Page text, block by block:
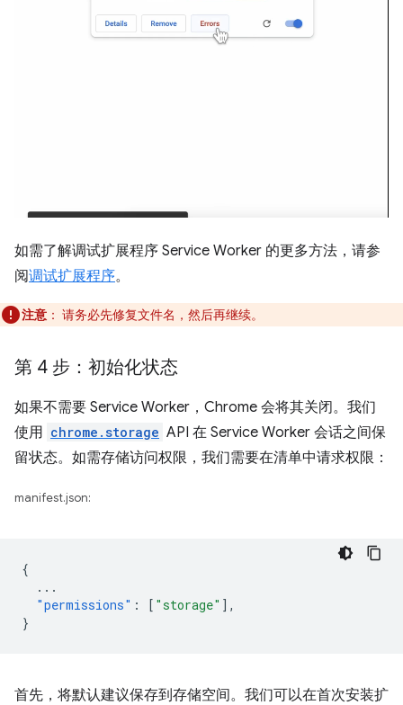
如需了解调试扩展程序 Service Worker 的更多方法，请参
阅调试扩展程序。
注意 ： 请务必先修复文件名，然后再继续。
第 4 步：初始化状态
如果不需要 Service Worker，Chrome 会将其关闭。我们
使用 chrome.storage API 在 Service Worker 会话之间保
留状态。如需存储访问权限，我们需要在清单中请求权限：
manifest.json:
{
...
"permissions" : [ "storage" ],
}
首先，将默认建议保存到存储空间。我们可以在首次安装扩